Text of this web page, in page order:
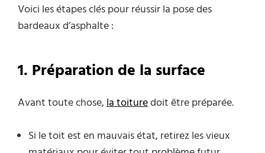
Voici les étapes clés pour réussir la pose des
bardeaux d’asphalte :
1. Préparation de la surface
Avant toute chose,la toituredoit être préparée.
Si le toit est en mauvais état, retirez les vieux